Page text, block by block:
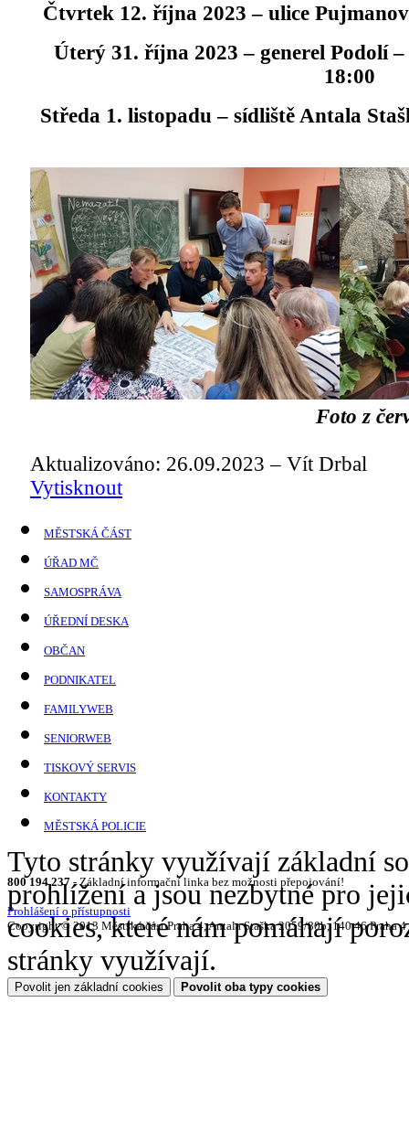
Čtvrtek 12. října 2023 – ulice
Úterý 31. října 2023 – generel Podolí–
18:00
Středa 1. listopadu – sídliště Antala
Foto z
Aktualizováno: 26.09.2023 – Vít Drbal
Vytisknout
MĚSTSKÁ ČÁST
ÚŘAD MČ
SAMOSPRÁVA
ÚŘEDNÍ DESKA
OBČAN
PODNIKATEL
FAMILYWEB
SENIORWEB
TISKOVÝ SERVIS
KONTAKTY
MĚSTSKÁ POLICIE
800 194 237 - Základní informační linka bez možnosti přepojování!
Prohlášení o přístupnosti
Copyright © 2013 Městská část Praha 4, Antala Staška 2059/80b, 140 46 Praha
Tyto stránky využívají základní
prohlížení a jsou nezbytné pro
cookies, které nám pomáhají
stránky využívají.
Povolit jen základní cookies Povolit oba typy cookies